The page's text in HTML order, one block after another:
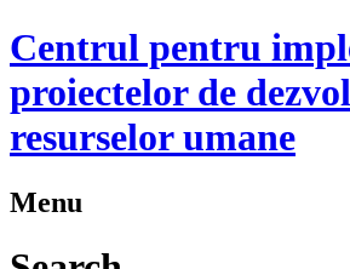
Centrul pentru
proiectelor de
resurselor umane
Menu